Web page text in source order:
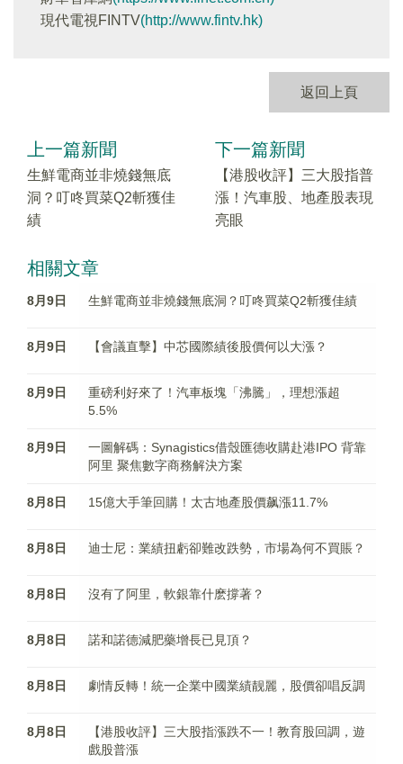
現代電視FINTV(http://www.fintv.hk)
返回上頁
上一篇新聞
生鮮電商並非燒錢無底
洞？叮咚買菜Q2斬獲佳
績
下一篇新聞
【港股收評】三大股指普
漲！汽車股、地產股表現
亮眼
相關文章
8月9日 生鮮電商並非燒錢無底洞？叮咚買菜Q2斬獲佳績
8月9日 【會議直擊】中芯國際績後股價何以大漲？
8月9日
重磅利好來了！汽車板塊「沸騰」，理想漲超
5.5%
8月9日
一圖解碼：Synagistics借殼匯德收購赴港IPO 背靠
阿里 聚焦數字商務解決方案
8月8日 15億大手筆回購！太古地產股價飙漲11.7%
8月8日 迪士尼：業績扭虧卻難改跌勢，市場為何不買賬？
8月8日 沒有了阿里，軟銀靠什麽撐著？
8月8日 諾和諾德減肥藥增長已見頂？
8月8日 劇情反轉！統一企業中國業績靓麗，股價卻唱反調
8月8日
【港股收評】三大股指漲跌不一！教育股回調，遊
戲股普漲